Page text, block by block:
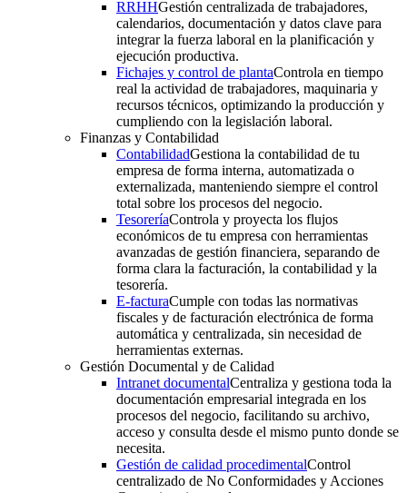
RRHHGestión centralizada de trabajadores,
calendarios, documentación y datos clave para
integrar la fuerza laboral en la planificación y
ejecución productiva.
Fichajes y control de plantaControla en tiempo
real la actividad de trabajadores, maquinaria y
recursos técnicos, optimizando la producción y
cumpliendo con la legislación laboral.
Finanzas y Contabilidad
ContabilidadGestiona la contabilidad de tu
empresa de forma interna, automatizada o
externalizada, manteniendo siempre el control
total sobre los procesos del negocio.
TesoreríaControla y proyecta los flujos
económicos de tu empresa con herramientas
avanzadas de gestión financiera, separando de
forma clara la facturación, la contabilidad y la
tesorería.
E-facturaCumple con todas las normativas
fiscales y de facturación electrónica de forma
automática y centralizada, sin necesidad de
herramientas externas.
Gestión Documental y de Calidad
Intranet documentalCentraliza y gestiona toda la
documentación empresarial integrada en los
procesos del negocio, facilitando su archivo,
acceso y consulta desde el mismo punto donde se
necesita.
Gestión de calidad procedimentalControl
centralizado de No Conformidades y Acciones